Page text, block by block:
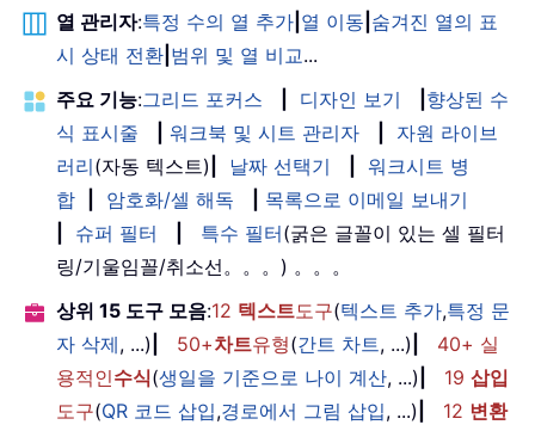
열 관리자:특정 수의 열 추가 열 이동 숨겨진 열의 표
시 상태 전환 범위 및 열 비교...
주요 기능:그리드 포커스 디자인 보기
향상된 수
식 표시줄
워크북 및 시트 관리자
자원 라이브
러리(자동 텍스트) 날짜 선택기
워크시트 병
합
암호화/셀 해독
목록으로 이메일 보내기
슈퍼 필터 특수 필터(굵은 글꼴이 있는 셀 필터
링/기울임꼴/취소선。。。) 。。。
상위 15 도구 모음:12 텍스트도구(텍스트 추가,특정 문
자 삭제, ...) 50+차트유형(간트 차트, ...)
40+ 실
용적인수식(생일을 기준으로 나이 계산, ...) 19 삽입
도구(QR 코드 삽입,경로에서 그림 삽입, ...) 12 변환